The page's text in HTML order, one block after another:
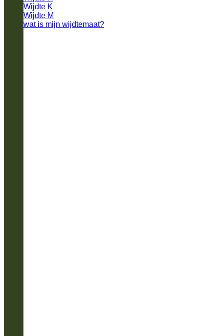
Wijdte K
Wijdte M
wat is mijn wijdtemaat?